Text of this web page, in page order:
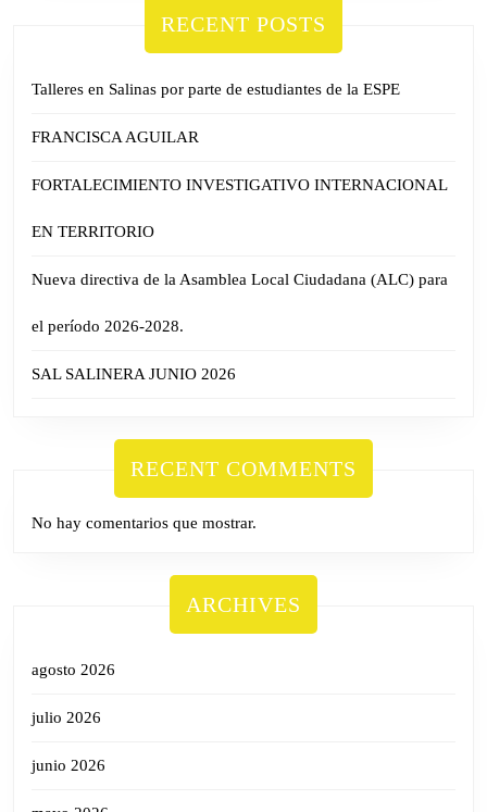
RECENT POSTS
Talleres en Salinas por parte de estudiantes de la ESPE
FRANCISCA AGUILAR
FORTALECIMIENTO INVESTIGATIVO INTERNACIONAL
EN TERRITORIO
Nueva directiva de la Asamblea Local Ciudadana (ALC) para
el período 2026-2028.
SAL SALINERA JUNIO 2026
RECENT COMMENTS
No hay comentarios que mostrar.
ARCHIVES
agosto 2026
julio 2026
junio 2026